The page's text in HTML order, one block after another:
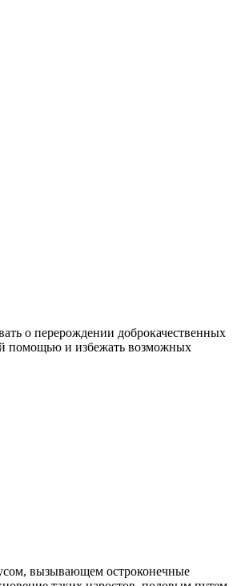
о перерождении доброкачественных
помощью и избежать возможных
вызывающем остроконечные